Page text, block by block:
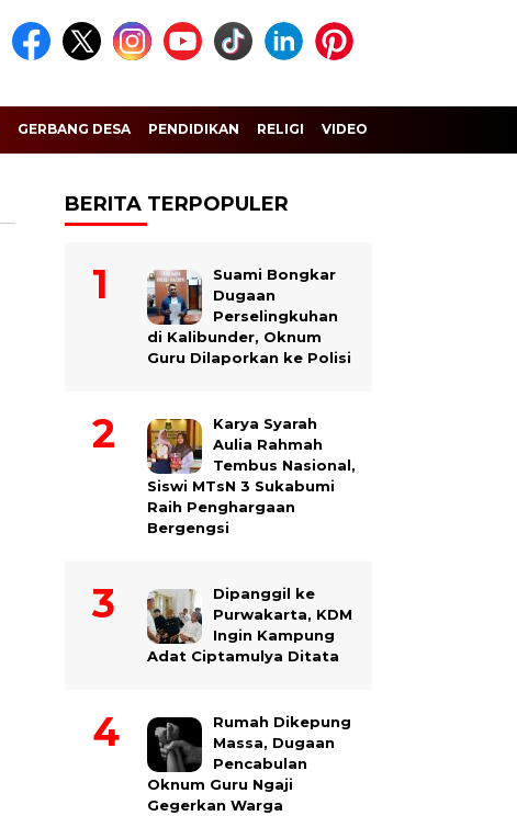
GERBANG DESA PENDIDIKAN RELIGI VIDEO
BERITA TERPOPULER
Suami Bongkar
Dugaan
Perselingkuhan
di Kalibunder, Oknum
Guru Dilaporkan ke Polisi
Karya Syarah
Aulia Rahmah
Tembus Nasional,
Siswi MTsN 3 Sukabumi
Raih Penghargaan
Bergengsi
Dipanggil ke
Purwakarta, KDM
Ingin Kampung
Adat Ciptamulya Ditata
Rumah Dikepung
Massa, Dugaan
Pencabulan
Oknum Guru Ngaji
Gegerkan Warga